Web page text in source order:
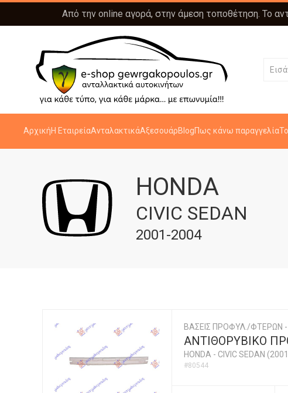
Από την online αγορά, στην άμεση τοποθέτηση. Το
ΑρχικήΗ ΕταιρείαΑνταλακτικάΑξεσουάρBlogΠως κάνω παραγγελία
HONDA
CIVIC SEDAN
2001-2004
ΒΑΣΕΙΣ ΠΡΟΦΥΛ./ΦΤΕΡΩΝ
ΑΝΤΙΘΟΡΥΒΙΚΟ
HONDA - CIVIC SEDAN
#80544